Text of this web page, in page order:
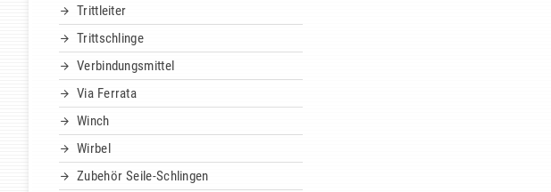
Trittleiter
Trittschlinge
Verbindungsmittel
Via Ferrata
Winch
Wirbel
Zubehör Seile-Schlingen